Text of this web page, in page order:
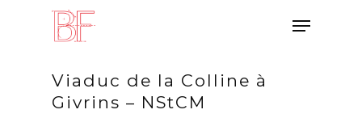
Menu
Viaduc de la Colline à
Givrins – NStCM